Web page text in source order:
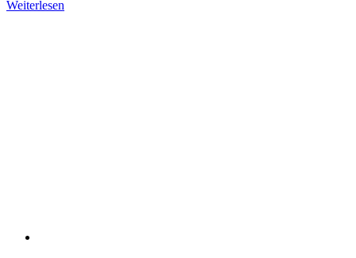
Weiterlesen